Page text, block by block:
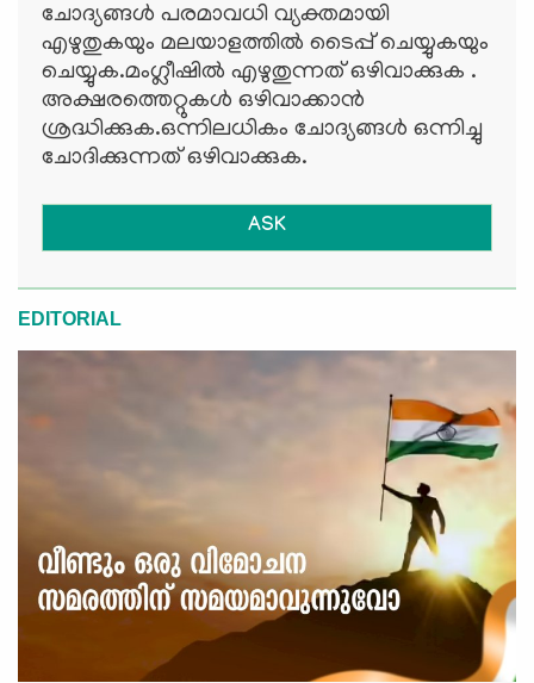
ചോദ്യങ്ങള്‍ പരമാവധി വ്യക്തമായി
എഴുതുകയും മലയാളത്തില്‍ ടൈപ്പ് ചെയ്യുകയും
ചെയ്യുക.മംഗ്ലീഷില്‍ എഴുതുന്നത് ഒഴിവാക്കുക .
അക്ഷരത്തെറ്റുകള്‍ ഒഴിവാക്കാന്‍
ശ്രദ്ധിക്കുക.ഒന്നിലധികം ചോദ്യങ്ങള്‍ ഒന്നിച്ചു
ചോദിക്കുന്നത് ഒഴിവാക്കുക.
ASK
EDITORIAL